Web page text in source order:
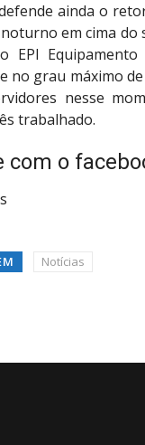
ainda o
em cima
EPI
no grau máximo
nesse
trabalhado.
com o
Notícias